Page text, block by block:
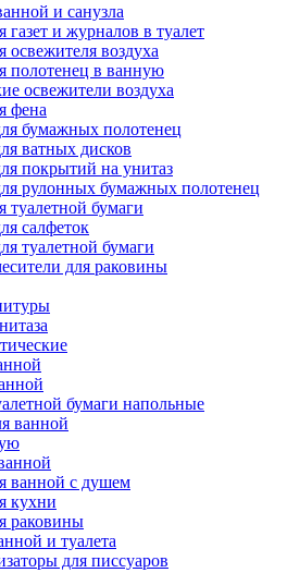
и санузла
газет и журналов в туалет
освежителя воздуха
полотенец в ванную
освежители воздуха
фена
бумажных полотенец
ватных дисков
покрытий на унитаз
рулонных бумажных полотенец
туалетной бумаги
салфеток
туалетной бумаги
для раковины
бумаги напольные
ванной
ванной с душем
кухни
раковины
и туалета
для писсуаров